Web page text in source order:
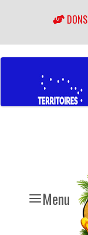
DONS
Menu